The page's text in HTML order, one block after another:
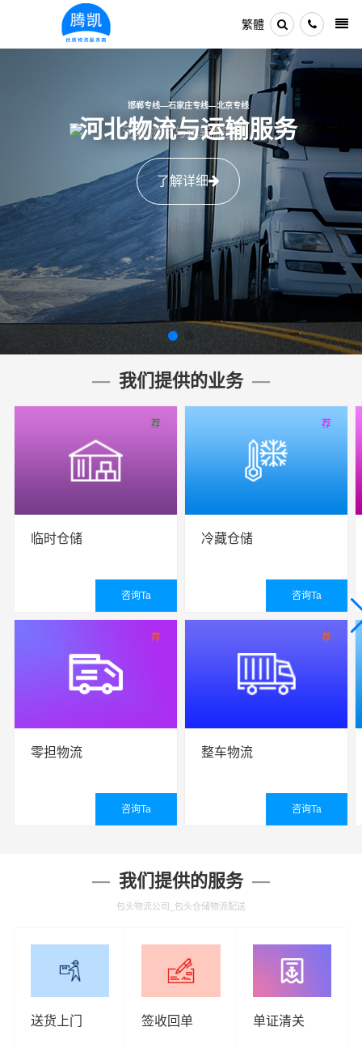
繁體
邯郸专线—石家庄专线—北京专线
河北物流与运输服务
了解详细
我们提供的业务
临时仓储
咨询Ta
荐
冷藏仓储
咨询Ta
荐
零担物流
咨询Ta
荐
整车物流
咨询Ta
荐
我们提供的服务
包头物流公司_包头仓储物流配送
送货上门 签收回单 单证清关